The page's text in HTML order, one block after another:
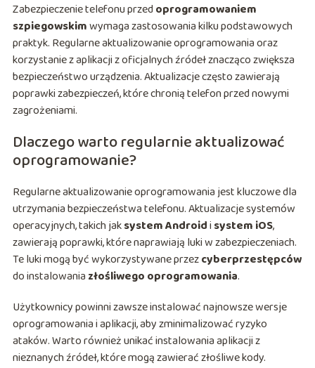
Zabezpieczenie telefonu przed oprogramowaniem
szpiegowskimwymaga zastosowania kilku podstawowych
praktyk. Regularne aktualizowanie oprogramowania oraz
korzystanie z aplikacji z oficjalnych źródeł znacząco zwiększa
bezpieczeństwo urządzenia. Aktualizacje często zawierają
poprawki zabezpieczeń, które chronią telefon przed nowymi
zagrożeniami.
Dlaczego warto regularnie aktualizować
oprogramowanie?
Regularne aktualizowanie oprogramowania jest kluczowe dla
utrzymania bezpieczeństwa telefonu. Aktualizacje systemów
operacyjnych, takich jaksystem Androidi system iOS,
zawierają poprawki, które naprawiają luki w zabezpieczeniach.
Te luki mogą być wykorzystywane przezcyberprzestępców
do instalowania złośliwego oprogramowania.
Użytkownicy powinni zawsze instalować najnowsze wersje
oprogramowania i aplikacji, aby zminimalizować ryzyko
ataków. Warto również unikać instalowania aplikacji z
nieznanych źródeł, które mogą zawierać złośliwe kody.